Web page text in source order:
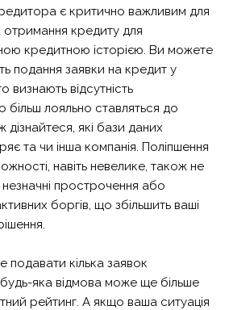
є критично важливим для
отримання кредиту для
кредитною історією. Ви можете
подання заявки на кредит у
визнають відсутність
більш лояльно ставляться до
дізнайтеся, які бази даних
та чи інша компанія. Поліпшення
навіть невелике, також не
прострочення або
боргів, що збільшить ваші
подавати кілька заявок
яка відмова може ще більше
рейтинг. А якщо ваша ситуація